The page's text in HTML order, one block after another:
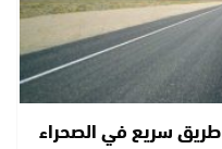
سريع في الصحراء